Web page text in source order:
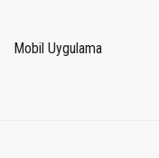
Mobil Uygulama